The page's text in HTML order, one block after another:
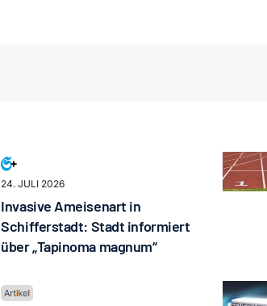
24. JULI 2026
Invasive Ameisenart in
Schifferstadt: Stadt informiert
über „Tapinoma magnum“